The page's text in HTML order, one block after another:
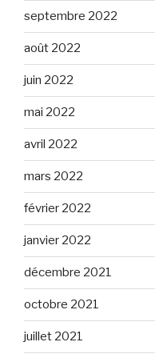
septembre 2022
août 2022
juin 2022
mai 2022
avril 2022
mars 2022
février 2022
janvier 2022
décembre 2021
octobre 2021
juillet 2021